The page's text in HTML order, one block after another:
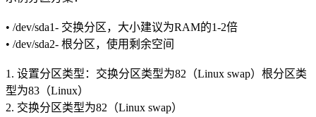
• /dev/sda1- 交换分区，大小建议为RAM的1-2倍
• /dev/sda2- 根分区，使用剩余空间
1. 设置分区类型：交换分区类型为82（Linux swap）根分区类
型为83（Linux）
2. 交换分区类型为82（Linux swap）